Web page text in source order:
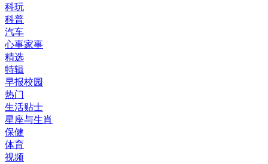
科玩
科普
汽车
心事家事
精选
特辑
早报校园
热门
生活贴士
星座与生肖
保健
体育
视频